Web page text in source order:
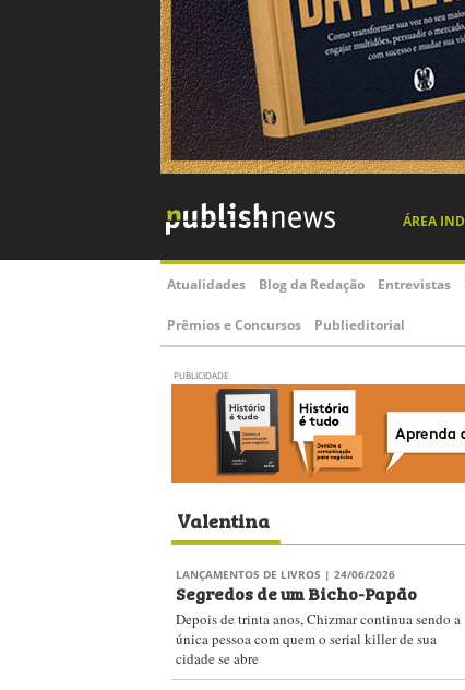
ÁREA
Atualidades Blog da Redação Entrevistas
Prêmios e Concursos Publieditorial
PUBLICIDADE
Valentina
LANÇAMENTOS DE LIVROS | 24/06/2026
Segredos de um Bicho-Papão
Depois de trinta anos, Chizmar continua sendo a
única pessoa com quem o serial killer de sua
cidade se abre